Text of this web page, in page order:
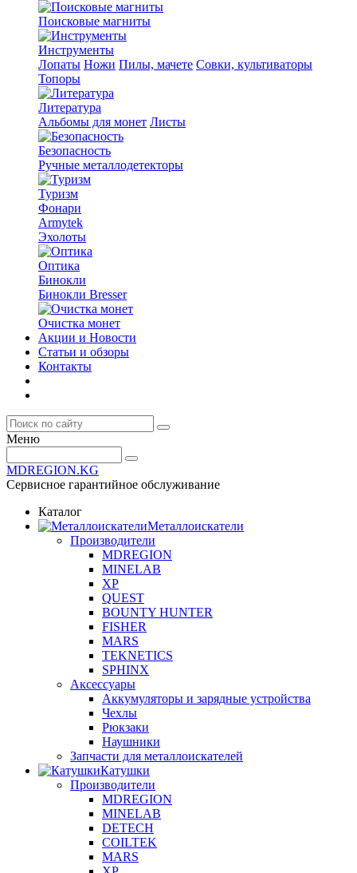
Поисковые магниты
Инструменты
Лопаты Ножи Пилы, мачете Совки, культиваторы
Топоры
Литература
Альбомы для монет Листы
Безопасность
Ручные металлодетекторы
Туризм
Фонари
Armytek
Эхолоты
Оптика
Бинокли
Бинокли Bresser
Очистка монет
Акции и Новости
Статьи и обзоры
Контакты
Меню
MDREGION.KG
Сервисное гарантийное обслуживание
Каталог
Металлоискатели
Производители
MDREGION
MINELAB
XP
QUEST
BOUNTY HUNTER
FISHER
MARS
TEKNETICS
SPHINX
Аксессуары
Аккумуляторы и зарядные устройства
Чехлы
Рюкзаки
Наушники
Запчасти для металлоискателей
Катушки
Производители
MDREGION
MINELAB
DETECH
COILTEK
MARS